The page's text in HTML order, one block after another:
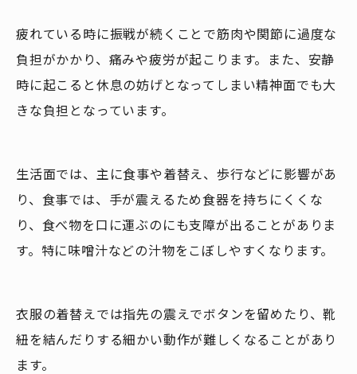
疲れている時に振戦が続くことで筋肉や関節に過度な
負担がかかり、痛みや疲労が起こります。また、安静
時に起こると休息の妨げとなってしまい精神面でも大
きな負担となっています。
生活面では、主に食事や着替え、歩行などに影響があ
り、食事では、手が震えるため食器を持ちにくくな
り、食べ物を口に運ぶのにも支障が出ることがありま
す。特に味噌汁などの汁物をこぼしやすくなります。
衣服の着替えでは指先の震えでボタンを留めたり、靴
紐を結んだりする細かい動作が難しくなることがあり
ます。